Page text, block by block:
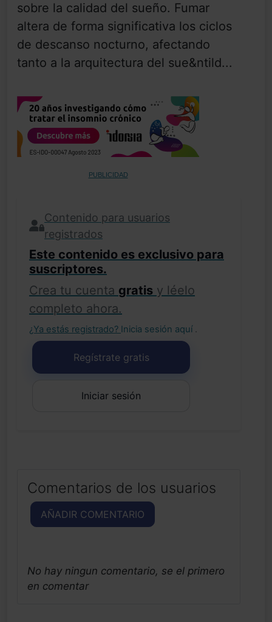
sobre la calidad del sueño. Fumar
altera de forma significativa los ciclos
de descanso nocturno, afectando
tanto a la arquitectura del sue&ntild...
PUBLICIDAD
Contenido para usuarios
registrados
Este contenido es exclusivo para
suscriptores.
Crea tu cuenta gratis y léelo
completo ahora.
¿Ya estás registrado? Inicia sesión aquí .
Regístrate gratis
Iniciar sesión
Comentarios de los usuarios
AÑADIR COMENTARIO
No hay ningun comentario, se el primero
en comentar